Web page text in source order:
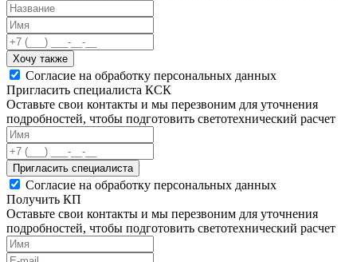
Хочу также
Согласие на обработку персональных данных
Пригласить специалиста КСК
Оставьте свои контакты и мы перезвоним для уточнения
подробностей, чтобы подготовить светотехнический расчет
Пригласить специалиста
Согласие на обработку персональных данных
Получить КП
Оставьте свои контакты и мы перезвоним для уточнения
подробностей, чтобы подготовить светотехнический расчет